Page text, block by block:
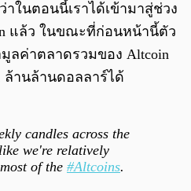
าในตอนนี้เราได้เข้ามาสู่ช่วง
แล้ว ในขณะที่ก่อนหน้านี้ตัว
มูลค่าตลาดรวมของ Altcoin
ล้านล้านดอลลาร์ได้
candles across the
we're relatively
of the #Altcoins.